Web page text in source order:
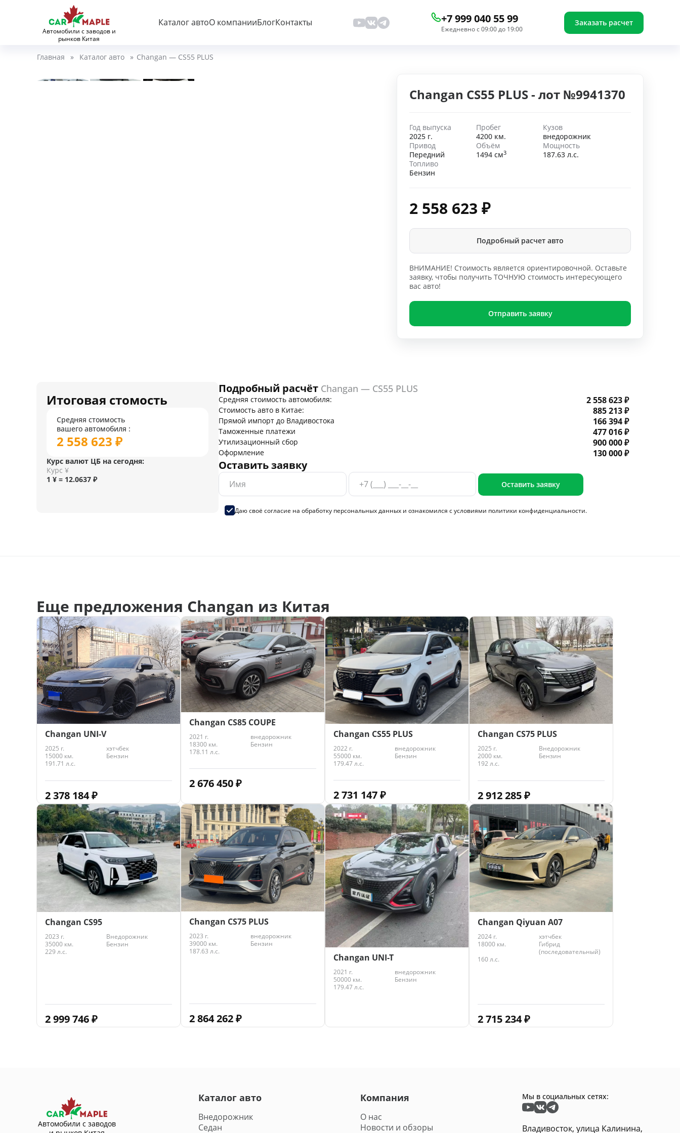
Автомобили с заводов и
рынков Китая
Каталог автоО компанииБлогКонтакты +7 999 040 55 99
Ежедневно с 09:00 до 19:00
Заказать расчет
Главная » Каталог авто » Changan — CS55 PLUS
Changan CS55 PLUS - лот №9941370
Год выпуска
2025 г.
Пробег
4200 км.
Кузов
внедорожник
Привод
Передний
Объём
1494 см3
Мощность
187.63 л.с.
Топливо
Бензин
2 558 623 ₽
Подробный расчет авто
ВНИМАНИЕ! Стоимость является ориентировочной. Оставьте
заявку, чтобы получить ТОЧНУЮ стоимость интересующего
вас авто!
Отправить заявку
Итоговая стомость
Средняя стоимость
вашего автомобиля :
2 558 623 ₽
Курс валют ЦБ на сегодня:
Курс ¥
1 ¥ = 12.0637 ₽
Подробный расчёт Changan — CS55 PLUS
Средняя стоимость автомобиля: 2 558 623 ₽
Стоимость авто в Китае: 885 213 ₽
Прямой импорт до Владивостока 166 394 ₽
Таможенные платежи 477 016 ₽
Утилизационный сбор 900 000 ₽
Оформление 130 000 ₽
Оставить заявку
Оставить заявку
Даю своё согласие на обработку персональных данных и ознакомился с условиями политики конфиденциальности.
Еще предложения Changan из Китая
Changan UNI-V
2025 г.
хэтчбек
15000 км.
Бензин
191.71 л.с.
2 378 184₽
Changan CS85 COUPE
2021 г.
внедорожник
18300 км.
Бензин
178.11 л.с.
2 676 450₽
Changan CS55 PLUS
2022 г.
внедорожник
55000 км.
Бензин
179.47 л.с.
2 731 147₽
Changan CS75 PLUS
2025 г.
Внедорожник
2000 км.
Бензин
192 л.с.
2 912 285₽
Changan CS95
2023 г.
Внедорожник
35000 км.
Бензин
229 л.с.
2 999 746₽
Changan CS75 PLUS
2023 г.
внедорожник
39000 км.
Бензин
187.63 л.с.
2 864 262₽
Changan UNI-T
2021 г.
внедорожник
50000 км.
Бензин
179.47 л.с.
Changan Qiyuan A07
2024 г.
хэтчбек
18000 км.
Гибрид
(последовательный)
160 л.с.
2 715 234₽
Автомобили с заводов
Каталог авто
Внедорожник
Седан
Компания
О нас
Новости и обзоры
Мы в социальных сетях:
Владивосток, улица Калинина,